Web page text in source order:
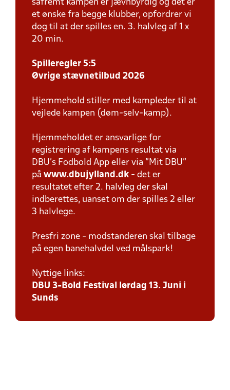
såfremt kampen er jævnbyrdig og det er
et ønske fra begge klubber, opfordrer vi
dog til at der spilles en. 3. halvleg af 1 x
20 min.
Spilleregler 5:5
Øvrige stævnetilbud 2026
Hjemmehold stiller med kampleder til at
vejlede kampen (døm-selv-kamp).
Hjemmeholdet er ansvarlige for
registrering af kampens resultat via
DBU’s Fodbold App eller via ”Mit DBU”
på www.dbujylland.dk - det er
resultatet efter 2. halvleg der skal
indberettes, uanset om der spilles 2 eller
3 halvlege.
Presfri zone - modstanderen skal tilbage
på egen banehalvdel ved målspark!
Nyttige links:
DBU 3-Bold Festival lørdag 13. Juni i
Sunds